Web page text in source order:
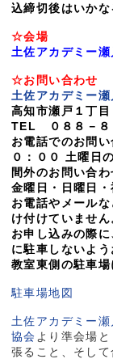
込締切後はいかな
☆会場
土佐アカデミー瀬
☆お問い合わせ
土佐アカデミー瀬
高知市瀬戸１丁目
TEL ０８８－８
お電話でのお問
０：００ 土曜日
間外のお問い合わ
金曜日・日曜日・
お電話やメール
け付けていません
お申し込みの際
に駐車しないよう
教室東側の駐車場
駐車場地図
土佐アカデミー瀬
協会 より準会場
張ること、そし